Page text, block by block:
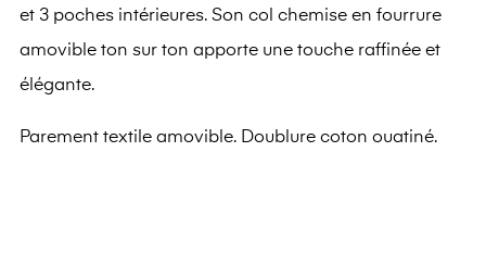
et 3 poches intérieures. Son col chemise en fourrure
amovible ton sur ton apporte une touche raffinée et
élégante.
Parement textile amovible. Doublure coton ouatiné.